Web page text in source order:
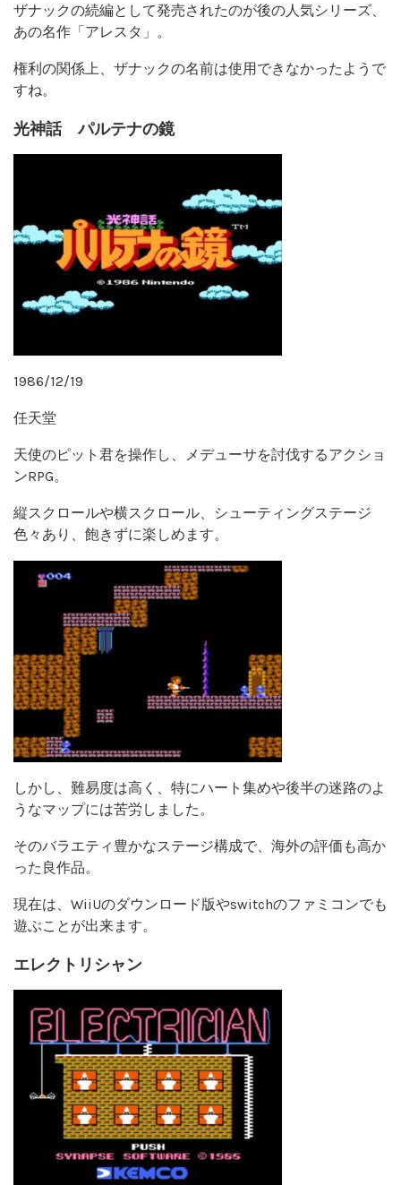
ザナックの続編として発売されたのが後の人気シリーズ、
あの名作「アレスタ」。
権利の関係上、ザナックの名前は使用できなかったようで
すね。
光神話 パルテナの鏡
1986/12/19
任天堂
天使のピット君を操作し、メデューサを討伐するアクショ
ンRPG。
縦スクロールや横スクロール、シューティングステージ
色々あり、飽きずに楽しめます。
しかし、難易度は高く、特にハート集めや後半の迷路のよ
うなマップには苦労しました。
そのバラエティ豊かなステージ構成で、海外の評価も高か
った良作品。
現在は、WiiUのダウンロード版やswitchのファミコンでも
遊ぶことが出来ます。
エレクトリシャン